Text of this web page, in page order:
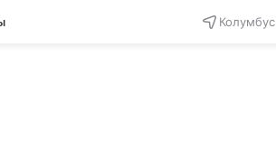
Колумбус